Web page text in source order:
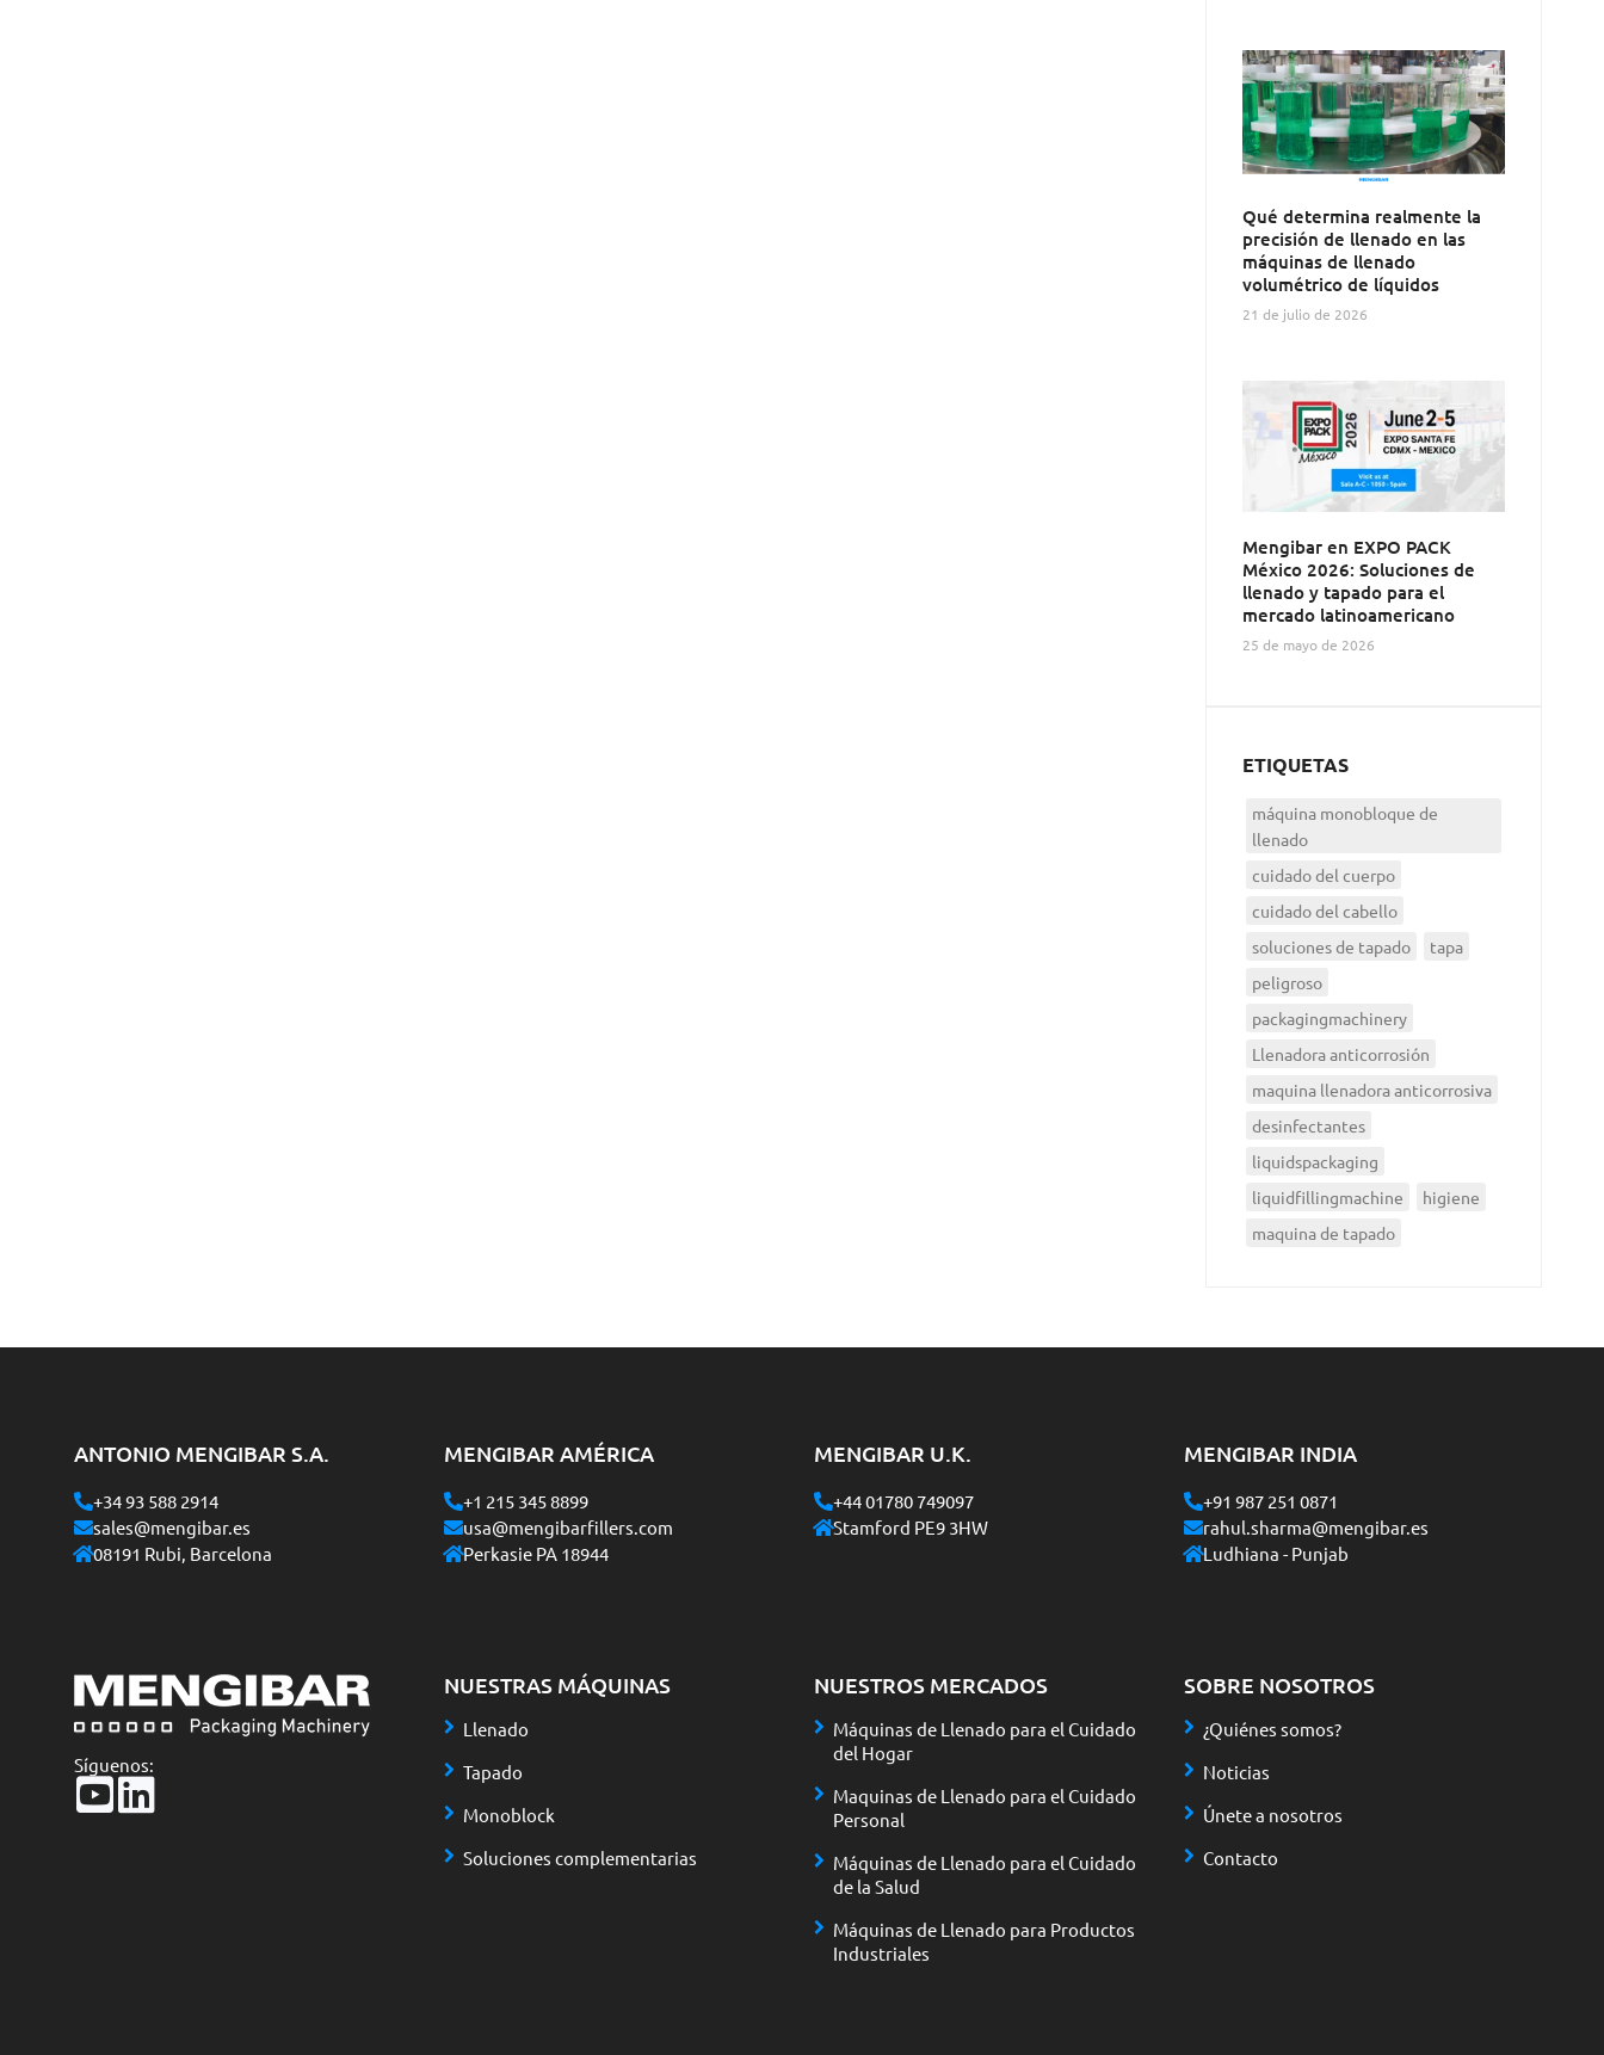
Qué determina realmente la
precisión de llenado en las
máquinas de llenado
volumétrico de líquidos
21 de julio de 2026
Mengibar en EXPO PACK
México 2026: Soluciones de
llenado y tapado para el
mercado latinoamericano
25 de mayo de 2026
ETIQUETAS
máquina monobloque de
llenado
cuidado del cuerpo
cuidado del cabello
soluciones de tapado
tapa
peligroso
packagingmachinery
Llenadora anticorrosión
maquina llenadora anticorrosiva
desinfectantes
liquidspackaging
liquidfillingmachine
higiene
maquina de tapado
ANTONIO MENGIBAR S.A.
+34 93 588 2914
sales@mengibar.es
08191 Rubi, Barcelona
MENGIBAR AMÉRICA
+1 215 345 8899
usa@mengibarfillers.com
Perkasie PA 18944
MENGIBAR U.K.
+44 01780 749097
Stamford PE9 3HW
MENGIBAR INDIA
+91 987 251 0871
rahul.sharma@mengibar.es
Ludhiana - Punjab
Síguenos:
NUESTRAS MÁQUINAS
Llenado
Tapado
Monoblock
Soluciones complementarias
NUESTROS MERCADOS
Máquinas de Llenado para el Cuidado
del Hogar
Maquinas de Llenado para el Cuidado
Personal
Máquinas de Llenado para el Cuidado
de la Salud
Máquinas de Llenado para Productos
Industriales
SOBRE NOSOTROS
¿Quiénes somos?
Noticias
Únete a nosotros
Contacto